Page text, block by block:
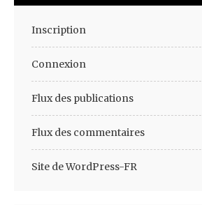
Inscription
Connexion
Flux des publications
Flux des commentaires
Site de WordPress-FR